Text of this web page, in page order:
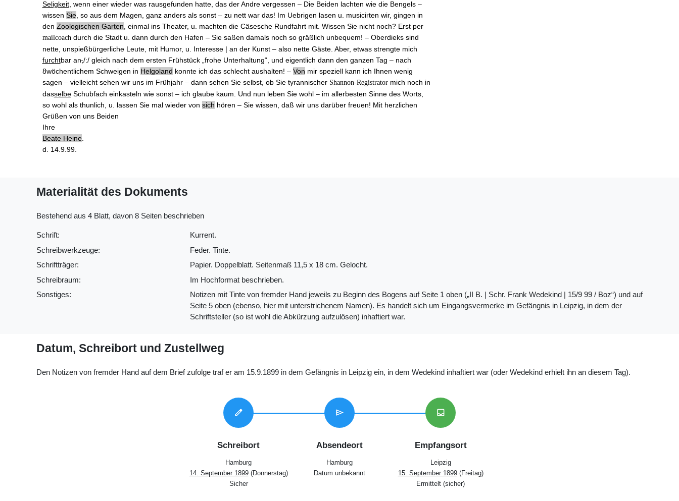
Seligkeit, wenn einer wieder was rausgefunden hatte, das der Andre vergessen ‒ Die Beiden lachten wie die Bengels ‒
wissen Sie, so aus dem Magen, ganz anders als sonst ‒ zu nett war das! Im Uebrigen lasen u. musicirten wir, gingen in
den Zoologischen Garten , einmal ins Theater, u. machten die Cäsesche Rundfahrtmit. Wissen Sie nicht noch? Erst per
mailcoach durch die Stadt u. dann durch den Hafen ‒ Sie saßen damals noch so gräßlich unbequem! ‒ Oberdieks sind
nette, unspießbürgerliche Leute, mit Humor, u. Interesse | an der Kunst ‒ also nette Gäste. Aber, etwas strengte mich
furchtbar an,/:/ gleich nach dem ersten Frühstück „frohe Unterhaltung“, und eigentlich dann den ganzen Tag ‒ nach
8wöchentlichem Schweigen in Helgoland konnte ich das schlecht aushalten! ‒ Von mir speziell kann ich Ihnen wenig
sagen ‒ vielleicht sehen wir uns im Frühjahr ‒ dann sehen Sie selbst, ob Sie tyrannischer Shannon-Registratormich noch in
dasselbeSchubfach einkasteln wie sonst ‒ ich glaube kaum. Und nun leben Sie wohl ‒ im allerbesten Sinne des Worts,
so wohl als thunlich, u. lassen Sie mal wieder von sich hören ‒ Sie wissen, daß wir uns darüber freuen! Mit herzlichen
Grüßen von uns Beiden
Ihre
Beate Heine.
d. 14.9.99.
Materialität des Dokuments
Bestehend aus 4 Blatt, davon 8 Seiten beschrieben
Schrift:
Kurrent.
Schreibwerkzeuge:
Feder. Tinte.
Schriftträger:
Papier. Doppelblatt. Seitenmaß 11,5 x 18 cm. Gelocht.
Schreibraum:
Im Hochformat beschrieben.
Sonstiges:
Notizen mit Tinte von fremder Hand jeweils zu Beginn des Bogens auf Seite 1 oben („II B. | Schr. Frank Wedekind | 15/9 99 / Boz“) und auf
Seite 5 oben (ebenso, hier mit unterstrichenem Namen). Es handelt sich um Eingangsvermerke im Gefängnis in Leipzig, in dem der
Schriftsteller (so ist wohl die Abkürzung aufzulösen) inhaftiert war.
Datum, Schreibort und Zustellweg
Den Notizen von fremder Hand auf dem Brief zufolge traf er am 15.9.1899 in dem Gefängnis in Leipzig ein, in dem Wedekind inhaftiert war (oder Wedekind erhielt ihn an diesem Tag).
edit
Schreibort
Hamburg
14. September 1899(Donnerstag)
Sicher
send
Absendeort
Hamburg
Datum unbekannt
inbox
Empfangsort
Leipzig
15. September 1899(Freitag)
Ermittelt (sicher)